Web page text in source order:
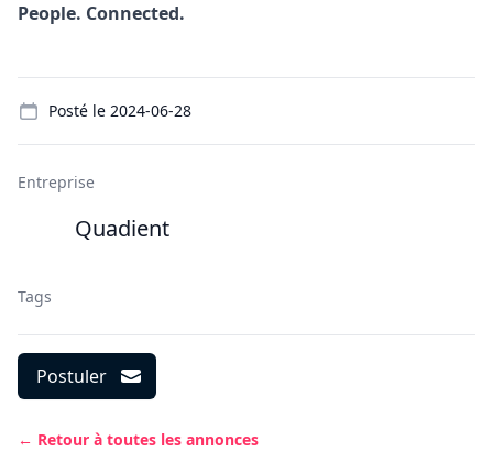
People. Connected.
Posté le 2024-06-28
Entreprise
Quadient
Tags
Postuler
← Retour à toutes les annonces